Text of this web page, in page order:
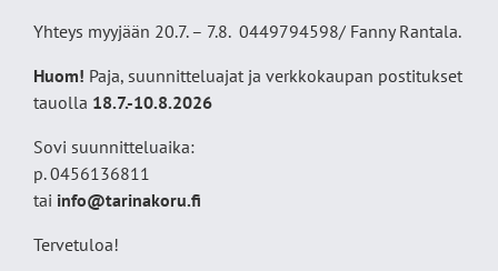
Yhteys myyjään 20.7. – 7.8. 0449794598/ Fanny Rantala.
Huom! Paja, suunnitteluajat ja verkkokaupan postitukset
tauolla 18.7.-10.8.2026
Sovi suunnitteluaika:
p. 0456136811
tai info@tarinakoru.fi
Tervetuloa!